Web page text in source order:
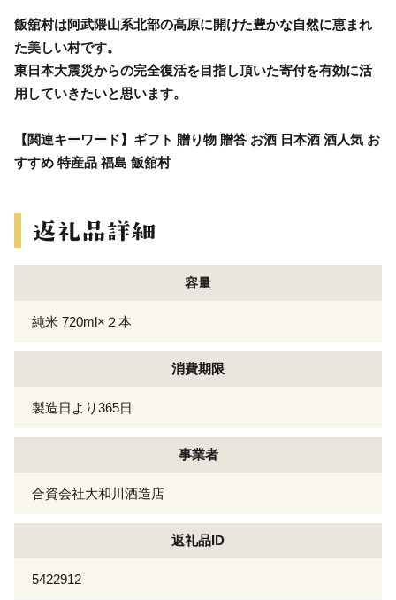
飯舘村は阿武隈山系北部の高原に開けた豊かな自然に恵まれ
た美しい村です。
東日本大震災からの完全復活を目指し頂いた寄付を有効に活
用していきたいと思います。
【関連キーワード】ギフト 贈り物 贈答 お酒 日本酒 酒人気 お
すすめ 特産品 福島 飯舘村
容量
純米 720ml×２本
消費期限
製造日より365日
事業者
合資会社大和川酒造店
返礼品ID
5422912